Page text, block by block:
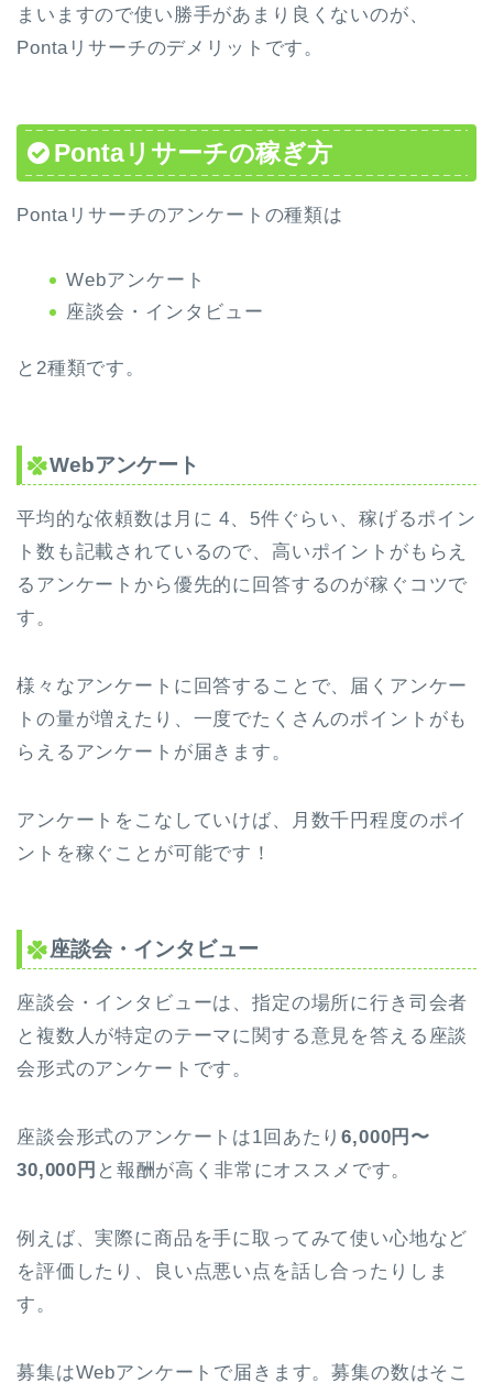
まいますので使い勝手があまり良くないのが、
Pontaリサーチのデメリットです。
Pontaリサーチの稼ぎ方
Pontaリサーチのアンケートの種類は
Webアンケート
座談会・インタビュー
と2種類です。
Webアンケート
平均的な依頼数は月に 4、5件ぐらい、稼げるポイン
ト数も記載されているので、高いポイントがもらえ
るアンケートから優先的に回答するのが稼ぐコツで
す。
様々なアンケートに回答することで、届くアンケー
トの量が増えたり、一度でたくさんのポイントがも
らえるアンケートが届きます。
アンケートをこなしていけば、月数千円程度のポイ
ントを稼ぐことが可能です！
座談会・インタビュー
座談会・インタビューは、指定の場所に行き司会者
と複数人が特定のテーマに関する意見を答える座談
会形式のアンケートです。
座談会形式のアンケートは1回あたり6,000円〜
30,000円 と報酬が高く非常にオススメです。
例えば、実際に商品を手に取ってみて使い心地など
を評価したり、良い点悪い点を話し合ったりしま
す。
募集はWebアンケートで届きます。募集の数はそこ